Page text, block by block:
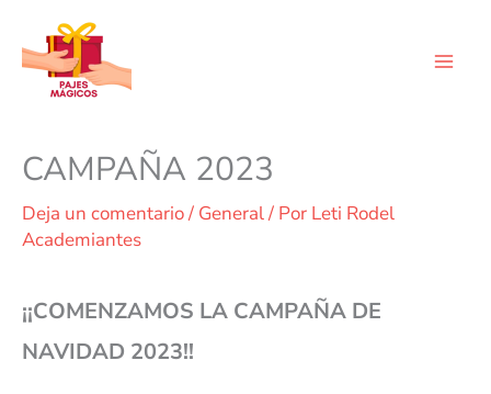
contenido
CAMPAÑA 2023
Deja un comentario/ General/ Por Leti Rodel
Academiantes
¡¡COMENZAMOS LA CAMPAÑA DE
NAVIDAD 2023!!